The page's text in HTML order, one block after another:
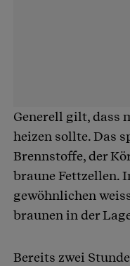
Generell gilt, dass
heizen sollte. Das
Brennstoffe, der
braune Fettzellen.
gewöhnlichen
braunen in der
Bereits zwei